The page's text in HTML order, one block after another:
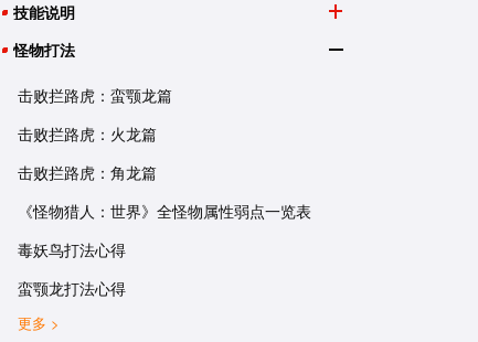
技能说明
怪物打法
击败拦路虎：蛮颚龙篇
击败拦路虎：火龙篇
击败拦路虎：角龙篇
《怪物猎人：世界》全怪物属性弱点一览表
毒妖鸟打法心得
蛮颚龙打法心得
更多 >